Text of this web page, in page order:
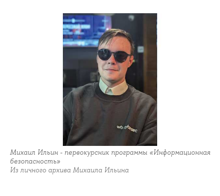
Михаил Ильин - первокурсник программы «Информационная
безопасность»
Из личного архива Михаила Ильина